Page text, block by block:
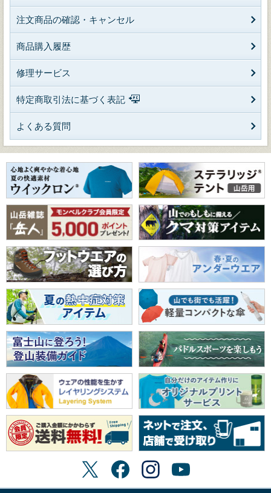
注文商品の確認・キャンセル
商品購入履歴
修理サービス
特定商取引法に基づく表記
よくある質問